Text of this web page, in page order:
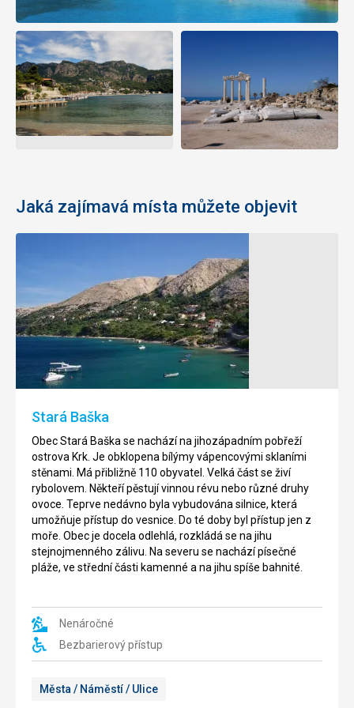
Jaká zajímavá místa můžete objevit
Stará Baška
Obec Stará Baška se nachází na jihozápadním pobřeží
ostrova Krk. Je obklopena bílýmy vápencovými sklaními
stěnami. Má přibližně 110 obyvatel. Velká část se živí
rybolovem. Někteří pěstují vinnou révu nebo různé druhy
ovoce. Teprve nedávno byla vybudována silnice, která
umožňuje přístup do vesnice. Do té doby byl přístup jen z
moře. Obec je docela odlehlá, rozkládá se na jihu
stejnojmenného zálivu. Na severu se nachází písečné
pláže, ve střední části kamenné a na jihu spíše bahnité.
Nenáročné
Bezbarierový přístup
Města / Náměstí / Ulice
Biserujka
Jeskyně
Biserujkase
ostrově
300m
západně
obce
Rudine.
Jeskyně
upravena
turisty,
nabízí
množství
jeskynních
dekorací
stalagmity
Vrbnik
je
historické
městečko
ostrova
1100
stálých
obyvatel.
Bylo
postaveno
skalním
vysokém
metrů.